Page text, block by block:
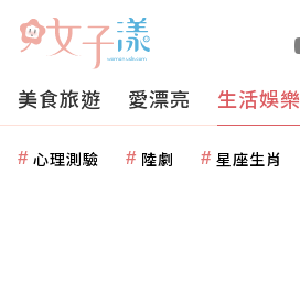
美食旅遊 愛漂亮 生活娛樂
心理測驗 陸劇 星座生肖